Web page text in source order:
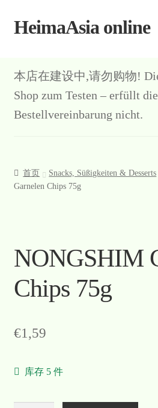
Skip
Skip
HeimaAsia online
About
AGB
Datenschutz
Mein Konto
Warenkorb
关于
本店在建设中,请勿购物!
Shop zum Testen – erfüllt die
Bestellvereinbarung nicht.
首页 Snacks, Süßigkeiten & Desserts
Garnelen Chips 75g
NONGSHIM
Chips 75g
€1,59
库存 5 件